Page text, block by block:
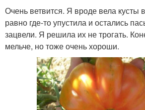
Очень ветвится. Я вроде вела кусты
равно где-то упустила и остались
зацвели. Я решила их не трогать.
мельче, но тоже очень хороши.